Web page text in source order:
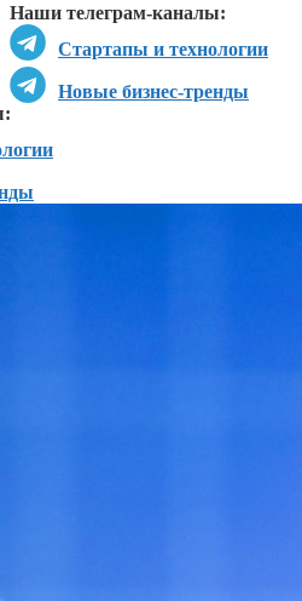
Наши телеграм-каналы:
Стартапы и технологии
Новые бизнес-тренды